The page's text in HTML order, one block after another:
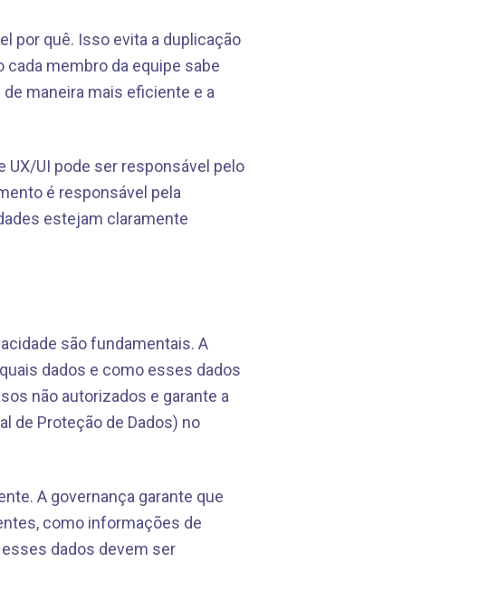
por quê. Isso evita a duplicação
membro da equipe sabe
maneira mais eficiente e a
UX/UI pode ser responsável pelo
é responsável pela
estejam claramente
são fundamentais. A
dados e como esses dados
não autorizados e garante a
de Proteção de Dados) no
A governança garante que
como informações de
dados devem ser